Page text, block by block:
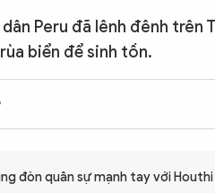
Peru đã lênh đênh trên
biển để sinh tồn.
đòn quân sự mạnh tay với Houthi